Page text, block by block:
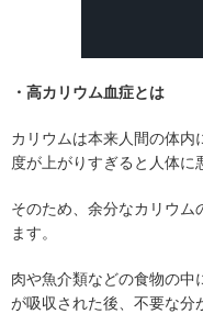
・高カリウム血症とは
カリウムは本来人間の体内
度が上がりすぎると人体に
そのため、余分なカリウム
ます。
肉や魚介類などの食物の中
が吸収された後、不要な分